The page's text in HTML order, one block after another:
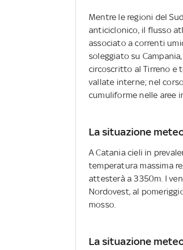
Mentre le regioni del
anticiclonico, il flusso
associato a correnti
soleggiato su
circoscritto al Tirreno e
vallate interne; nel
cumuliforme nelle aree
La situazione
A Catania cieli in
temperatura massima
attesterà a 3350m. I
Nordovest, al
mosso.
La situazione